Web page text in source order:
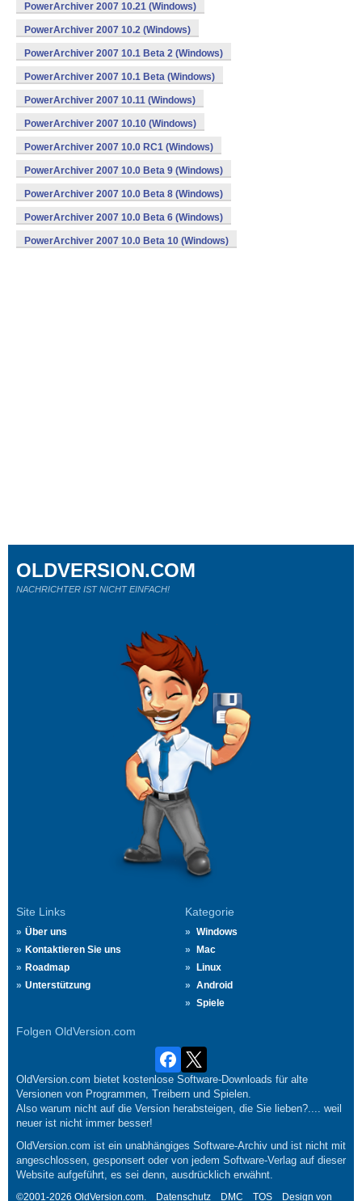
PowerArchiver 2007 10.21 (Windows)
PowerArchiver 2007 10.2 (Windows)
PowerArchiver 2007 10.1 Beta 2 (Windows)
PowerArchiver 2007 10.1 Beta (Windows)
PowerArchiver 2007 10.11 (Windows)
PowerArchiver 2007 10.10 (Windows)
PowerArchiver 2007 10.0 RC1 (Windows)
PowerArchiver 2007 10.0 Beta 9 (Windows)
PowerArchiver 2007 10.0 Beta 8 (Windows)
PowerArchiver 2007 10.0 Beta 6 (Windows)
PowerArchiver 2007 10.0 Beta 10 (Windows)
Site Links
Über uns
Kontaktieren Sie uns
Roadmap
Unterstützung
Kategorie
Windows
Mac
Linux
Android
Spiele
Folgen OldVersion.com
OLDVERSION.COM
NACHRICHTER IST NICHT EINFACH!
OldVersion.com bietet kostenlose Software-Downloads für alte
Versionen von Programmen, Treibern und Spielen.
Also warum nicht auf die Version herabsteigen, die Sie lieben?.... weil
neuer ist nicht immer besser!
OldVersion.com ist ein unabhängiges Software-Archiv und ist nicht mit
angeschlossen, gesponsert oder von jedem Software-Verlag auf dieser
Website aufgeführt, es sei denn, ausdrücklich erwähnt.
©2001-2026 OldVersion.com. Datenschutz DMC TOS Design von